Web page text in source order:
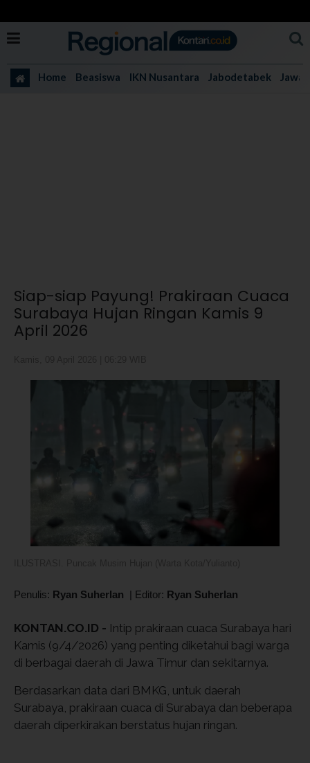
Home Beasiswa IKN Nusantara Jabodetabek Jawa
Siap-siap Payung! Prakiraan Cuaca
Surabaya Hujan Ringan Kamis 9
April 2026
Penulis: Ryan Suherlan | Editor: Ryan Suherlan
KONTAN.CO.ID - Intip prakiraan cuaca Surabaya hari
Kamis (9/4/2026) yang penting diketahui bagi warga
di berbagai daerah di Jawa Timur dan sekitarnya.
Berdasarkan data dari BMKG, untuk daerah
Surabaya, prakiraan cuaca di Surabaya dan beberapa
daerah diperkirakan berstatus hujan ringan.